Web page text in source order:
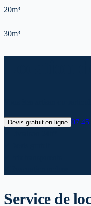
20m³
30m³
Devis gratuit en ligne 07 45
Service de